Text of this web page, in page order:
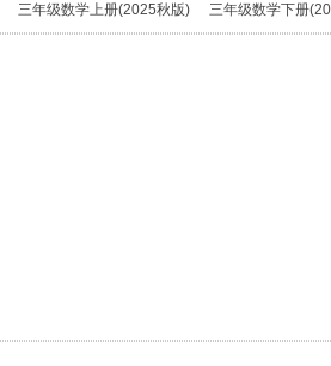
三年级数学上册(2025秋版) 三年级数学下册